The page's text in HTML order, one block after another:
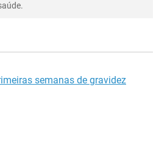
semanas de gravidez